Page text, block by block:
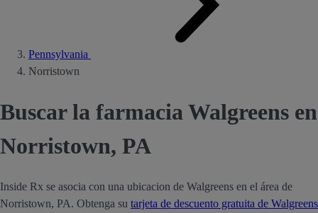
Pennsylvania
Norristown
Buscar la farmacia Walgreens en
Norristown, PA
Inside Rx se asocia con una ubicacion de Walgreens en el área de
Norristown, PA. Obtenga su tarjeta de descuento gratuita de Walgreens